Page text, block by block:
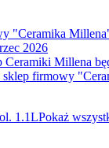
"Ceramika
2026
Millena
firmowy
1.1LPokaż